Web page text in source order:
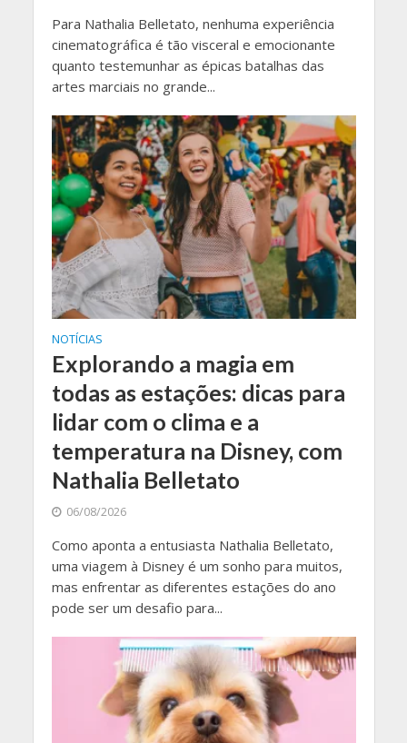
Para Nathalia Belletato, nenhuma experiência
cinematográfica é tão visceral e emocionante
quanto testemunhar as épicas batalhas das
artes marciais no grande...
NOTÍCIAS
Explorando a magia em
todas as estações: dicas para
lidar com o clima e a
temperatura na Disney, com
Nathalia Belletato
06/08/2026
Como aponta a entusiasta Nathalia Belletato,
uma viagem à Disney é um sonho para muitos,
mas enfrentar as diferentes estações do ano
pode ser um desafio para...